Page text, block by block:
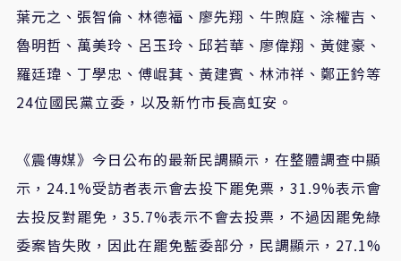
葉元之、張智倫、林德福、廖先翔、牛煦庭、涂權吉、
魯明哲、萬美玲、呂玉玲、邱若華、廖偉翔、黃健豪、
羅廷瑋、丁學忠、傅崐萁、黃建賓、林沛祥、鄭正鈐等
24位國民黨立委，以及新竹市長高虹安。
《震傳媒》今日公布的最新民調顯示，在整體調查中顯
示，24.1%受訪者表示會去投下罷免票，31.9%表示會
去投反對罷免，35.7%表示不會去投票，不過因罷免綠
委案皆失敗，因此在罷免藍委部分，民調顯示，27.1%